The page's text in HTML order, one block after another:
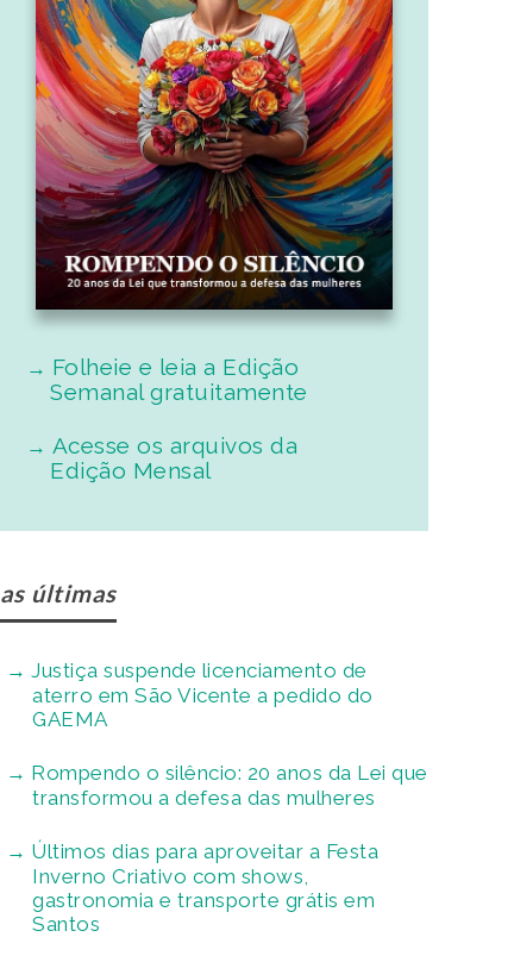
Folheie e leia a Edição
Semanal gratuitamente
Acesse os arquivos da
Edição Mensal
as últimas
Justiça suspende licenciamento de
aterro em São Vicente a pedido do
GAEMA
Rompendo o silêncio: 20 anos da Lei que
transformou a defesa das mulheres
Últimos dias para aproveitar a Festa
Inverno Criativo com shows,
gastronomia e transporte grátis em
Santos